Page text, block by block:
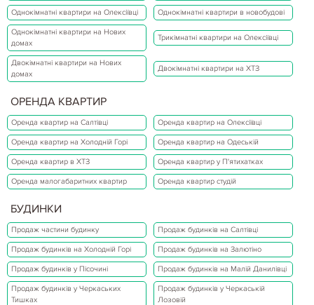
Однокімнатні квартири на Олексіївці Однокімнатні квартири в новобудові
Однокімнатні квартири на Нових
домах
Трикімнатні квартири на Олексіївці
Двокімнатні квартири на Нових
домах
Двокімнатні квартири на ХТЗ
ОРЕНДА КВАРТИР
Оренда квартир на Салтівці Оренда квартир на Олексіївці
Оренда квартир на Холодній Горі Оренда квартир на Одеській
Оренда квартир в ХТЗ Оренда квартир у П'ятихатках
Оренда малогабаритних квартир Оренда квартир студій
БУДИНКИ
Продаж частини будинку Продаж будинків на Салтівці
Продаж будинків на Холодній Горі Продаж будинків на Залютіно
Продаж будинків у Пісочині Продаж будинків на Малій Данилівці
Продаж будинків у Черкаських
Тишках
Продаж будинків у Черкаській
Лозовій